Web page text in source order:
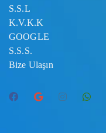
S.S.L
K.V.K.K
GOOGLE
S.S.S.
Bize Ulaşın